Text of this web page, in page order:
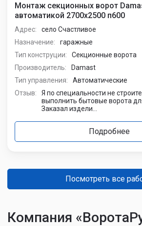
Монтаж секционных ворот
автоматикой 2700х2500 п600
Адрес:
село Счастливое
Назначение:
гаражные
Тип конструции:
Секционные ворота
Производитель:
Damast
Тип управления:
Автоматические
Отзыв:
Я по специальности не
выполнить бытовые ворота
Заказал издели...
Подробнее
Посмотреть все
Компания